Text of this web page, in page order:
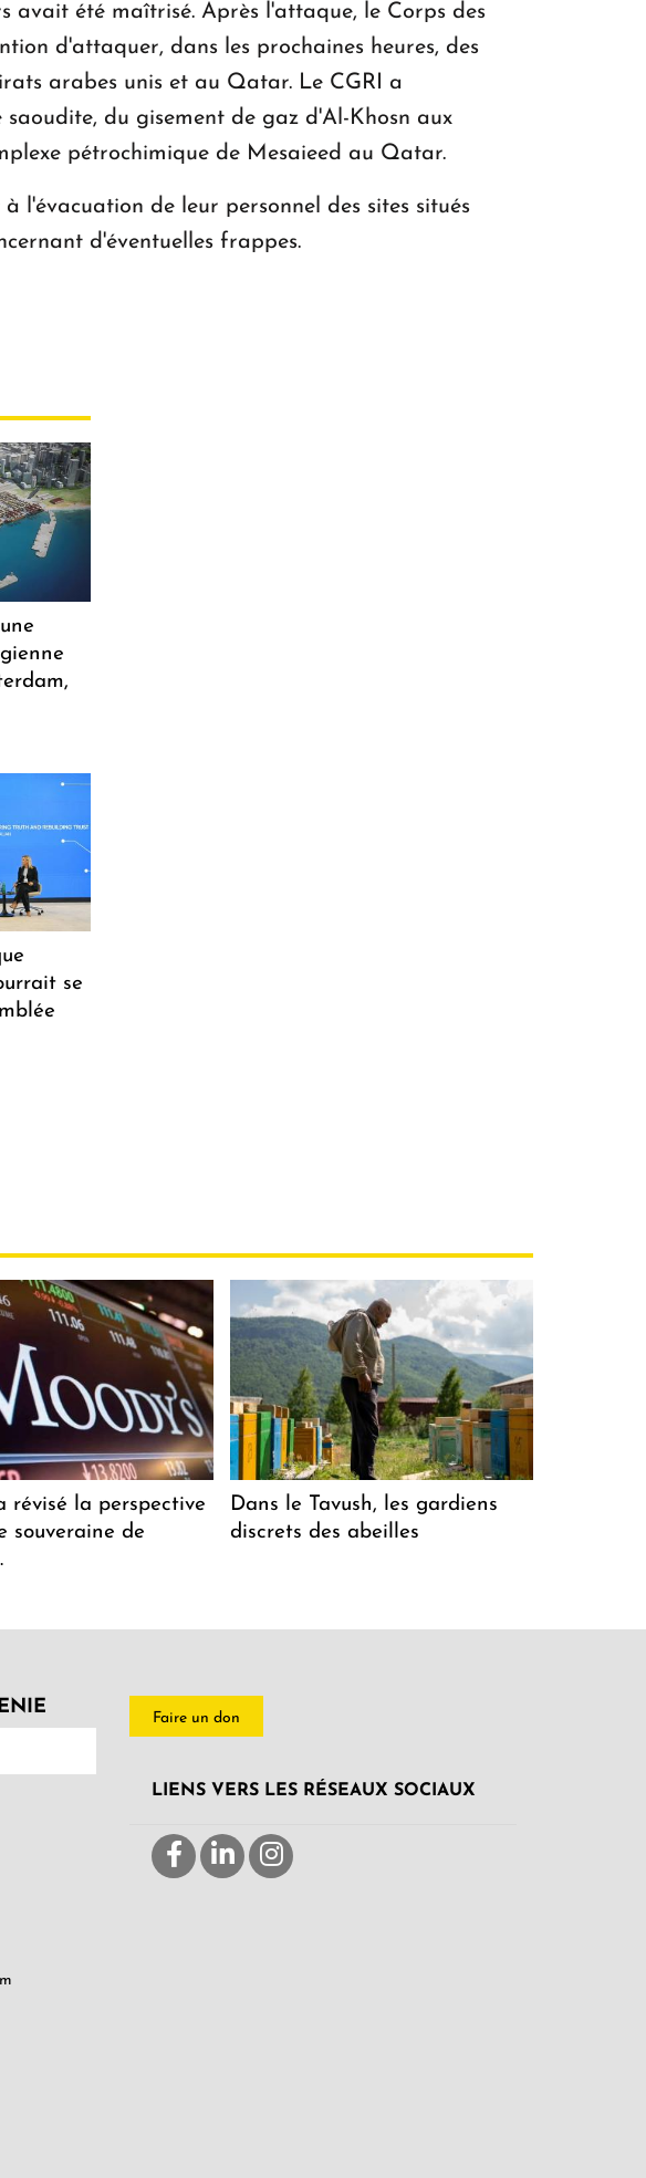
avait été maîtrisé. Après l'attaque, le Corps des
d'attaquer, dans les prochaines heures, des
arabes unis et au Qatar. Le CGRI a
du gisement de gaz d'Al-Khosn aux
pétrochimique de Mesaieed au Qatar.
l'évacuation de leur personnel des sites situés
d'éventuelles frappes.
se
révisé la perspective
souveraine de
Dans le Tavush, les gardiens
discrets des abeilles
Faire un don
LIENS VERS LES RÉSEAUX SOCIAUX